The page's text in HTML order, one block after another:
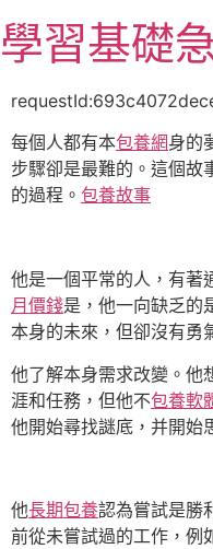
至
主
容
學習基礎
每個人都有本包養網身的
步驟卻是最難的。這個故
的過程。 包養故事
他是一個平常的人，有著
月價錢是，他一向缺乏的
本身的未來，但卻沒有勇
他了解本身需求改變。他
涯和任務，但他不包養軟
他開始尋找謎底，并開始
他長期包養認為嘗試是勝
前從未嘗試過的工作，例